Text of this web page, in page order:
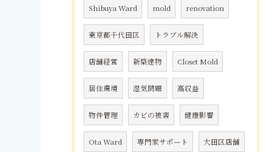
Shibuya Ward mold renovation
東京都千代田区 トラブル解決
店舗経営 新築建物 Closet Mold
居住環境 湿気問題 高収益
物件管理 カビの被害 健康影響
Ota Ward 専門家サポート 大田区店舗